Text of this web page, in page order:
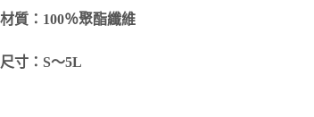
材質：100％聚酯纖維
尺寸：S～5L